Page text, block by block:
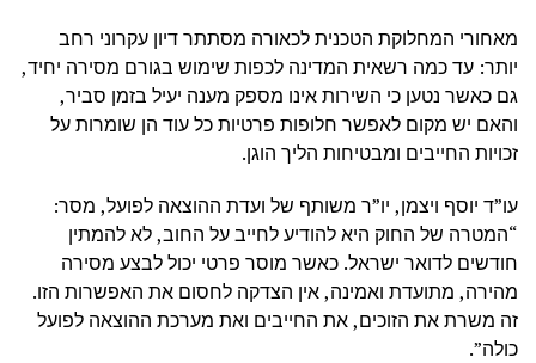
מאחורי המחלוקת הטכנית לכאורה מסתתר דיון עקרוני רחב
יותר: עד כמה רשאית המדינה לכפות שימוש בגורם מסירה יחיד,
גם כאשר נטען כי השירות אינו מספק מענה יעיל בזמן סביר,
והאם יש מקום לאפשר חלופות פרטיות כל עוד הן שומרות על
זכויות החייבים ומבטיחות הליך הוגן.
עו”ד יוסף ויצמן, יו”ר משותף של ועדת ההוצאה לפועל, מסר:
“המטרה של החוק היא להודיע לחייב על החוב, לא להמתין
חודשים לדואר ישראל. כאשר מוסר פרטי יכול לבצע מסירה
מהירה, מתועדת ואמינה, אין הצדקה לחסום את האפשרות הזו.
זה משרת את הזוכים, את החייבים ואת מערכת ההוצאה לפועל
כולה”.